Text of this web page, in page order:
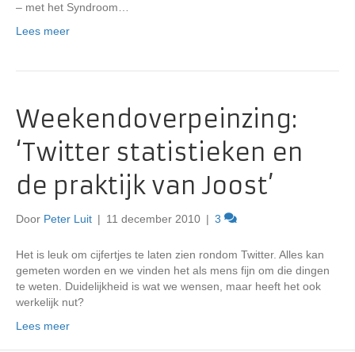
– met het Syndroom…
Lees meer
Weekendoverpeinzing:
‘Twitter statistieken en
de praktijk van Joost’
Door Peter Luit | 11 december 2010 | 3
Het is leuk om cijfertjes te laten zien rondom Twitter. Alles kan
gemeten worden en we vinden het als mens fijn om die dingen
te weten. Duidelijkheid is wat we wensen, maar heeft het ook
werkelijk nut?
Lees meer